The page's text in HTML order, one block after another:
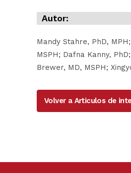
Autor:
Mandy Stahre, PhD,
MSPH; Dafna Kanny,
Brewer, MD, MSPH;
Volver a Articulos de